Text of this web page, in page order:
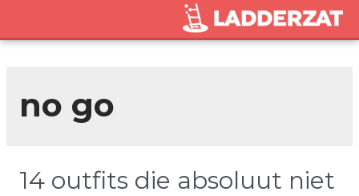
no go
14 outfits die absoluut niet